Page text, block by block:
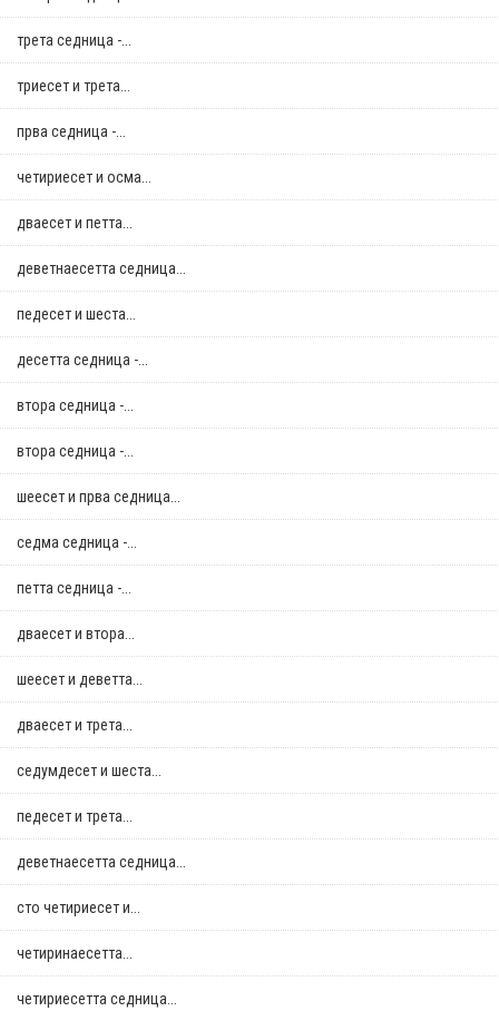
трета седница -...
триесет и трета...
прва седница -...
четириесет и осма...
дваесет и петта...
деветнаесетта седница...
педесет и шеста...
десетта седница -...
втора седница -...
втора седница -...
шеесет и прва седница...
седма седница -...
петта седница -...
дваесет и втора...
шеесет и деветта...
дваесет и трета...
седумдесет и шеста...
педесет и трета...
деветнаесетта седница...
сто четириесет и...
четиринаесетта...
четириесетта седница...